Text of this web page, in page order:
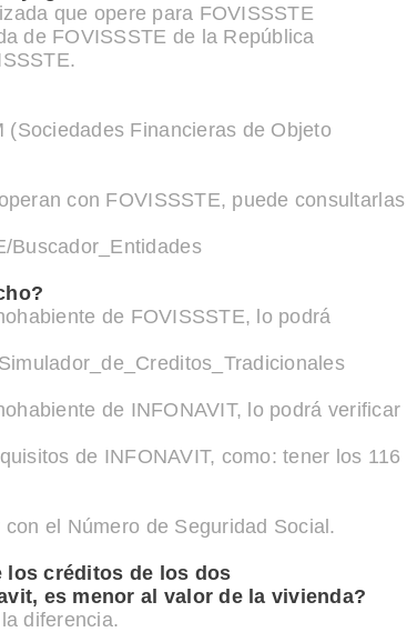
que opere para FOVISSSTE
de FOVISSSTE de la República
Financieras de Objeto
con FOVISSSTE, puede consultarlas
Buscador_Entidades
de FOVISSSTE, lo podrá
de INFONAVIT, lo podrá verificar
de INFONAVIT, como: tener los 116
el Número de Seguridad Social.
los créditos de los dos
es menor al valor de la vivienda?
diferencia.